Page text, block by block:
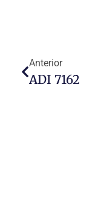
Anterior
ADI 7162